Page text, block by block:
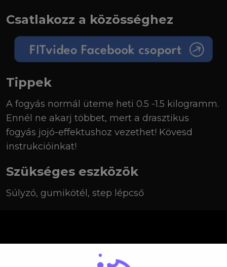
Csatlakozz a közösséghez
Tippek
A fogyás normál üteme heti 0.5 -1.5 kilogramm.
Ennél ne akarj többet, mert a drasztikus
fogyás jojó-effektushoz vezethet! Kövesd
instrukcióinkat!
Szükséges eszközök
Súlyzó, gumikötél, step lépcső